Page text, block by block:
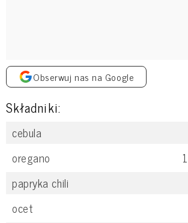
Obserwuj nas na Google
Składniki:
cebula
oregano
1
papryka chili
ocet